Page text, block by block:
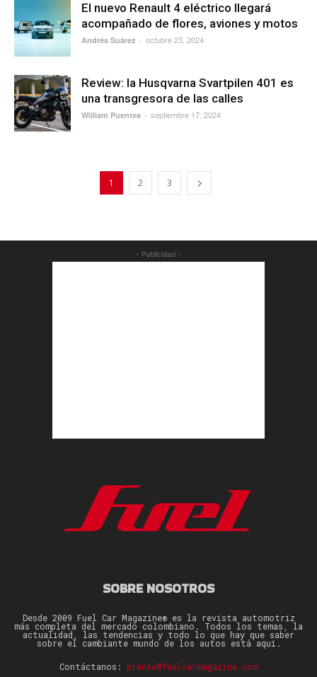
El nuevo Renault 4 eléctrico llegará
acompañado de flores, aviones y motos
Andrés Suárez - octubre 23, 2024
Review: la Husqvarna Svartpilen 401 es
una transgresora de las calles
William Puentes - septiembre 17, 2024
1 2 3
- Publicidad -
SOBRE NOSOTROS
Desde 2009 Fuel Car Magazine® es la revista automotriz
más completa del mercado colombiano. Todos los temas, la
actualidad, las tendencias y todo lo que hay que saber
sobre el cambiante mundo de los autos está aquí.
Contáctanos: prensa@fuelcarmagazine.com